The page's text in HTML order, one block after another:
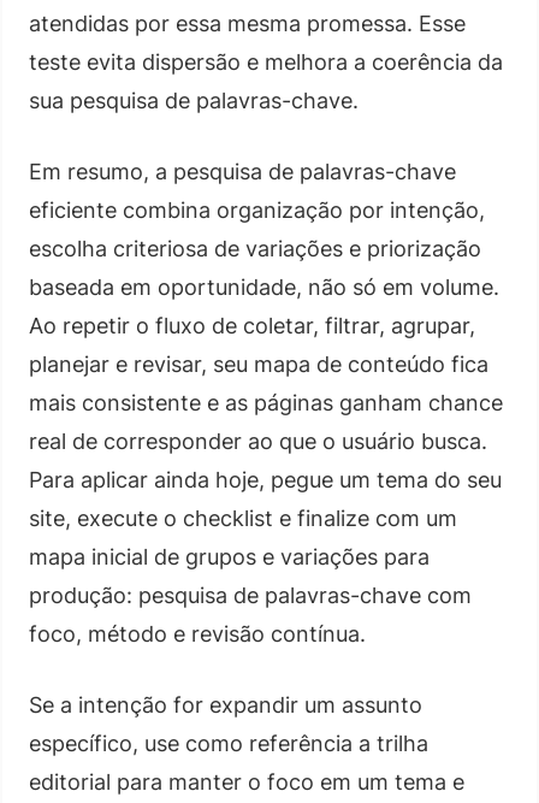
atendidas por essa mesma promessa. Esse
teste evita dispersão e melhora a coerência da
sua pesquisa de palavras-chave.
Em resumo, a pesquisa de palavras-chave
eficiente combina organização por intenção,
escolha criteriosa de variações e priorização
baseada em oportunidade, não só em volume.
Ao repetir o fluxo de coletar, filtrar, agrupar,
planejar e revisar, seu mapa de conteúdo fica
mais consistente e as páginas ganham chance
real de corresponder ao que o usuário busca.
Para aplicar ainda hoje, pegue um tema do seu
site, execute o checklist e finalize com um
mapa inicial de grupos e variações para
produção: pesquisa de palavras-chave com
foco, método e revisão contínua.
Se a intenção for expandir um assunto
específico, use como referência a trilha
editorial para manter o foco em um tema e